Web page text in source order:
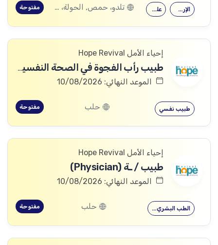
علم النفس الإرشاد النفسي تلدو، حمص, الحولة، حمص مفتوحة
إحياء الأمل Hope Revival
طبيب رأب الفجوة في الصحة النفسية (mhGAP Doctor)
الموعد النهائي: 10/08/2026
طبيب نفسي حلب مفتوحة
إحياء الأمل Hope Revival
طبيب / ـة (Physician)
الموعد النهائي: 10/08/2026
الطب البشري… حلب مفتوحة